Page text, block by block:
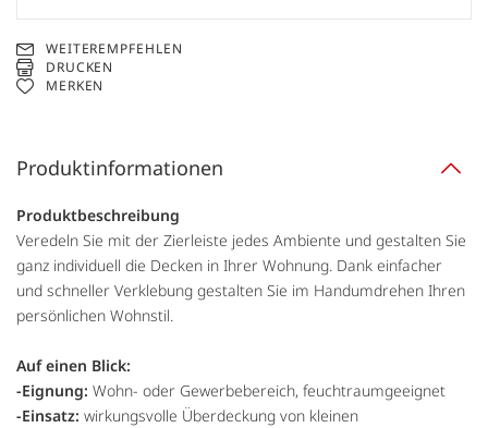
WEITEREMPFEHLEN
DRUCKEN
MERKEN
Produktinformationen
Produktbeschreibung
Veredeln Sie mit der Zierleiste jedes Ambiente und gestalten Sie
ganz individuell die Decken in Ihrer Wohnung. Dank einfacher
und schneller Verklebung gestalten Sie im Handumdrehen Ihren
persönlichen Wohnstil.
Auf einen Blick:
-Eignung: Wohn- oder Gewerbebereich, feuchtraumgeeignet
-Einsatz: wirkungsvolle Überdeckung von kleinen